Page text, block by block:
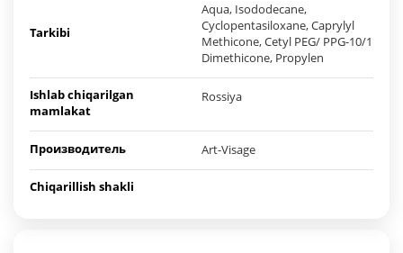
Tarkibi
Aqua, Isododecane,
Cyclopentasiloxane, Caprylyl
Methicone, Cetyl PEG/ PPG-10/1
Dimethicone, Propylen
Ishlab chiqarilgan
mamlakat
Rossiya
Производитель Art-Visage
Chiqarillish shakli